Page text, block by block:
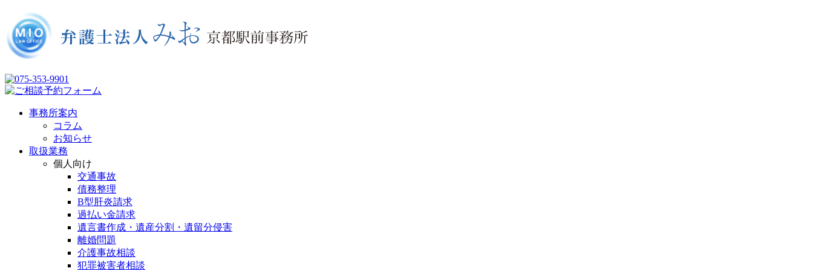
事務所案内
コラム
お知らせ
取扱業務
個人向け
交通事故
債務整理
B型肝炎請求
過払い金請求
遺言書作成・遺産分割・遺留分侵害
離婚問題
介護事故相談
犯罪被害者相談